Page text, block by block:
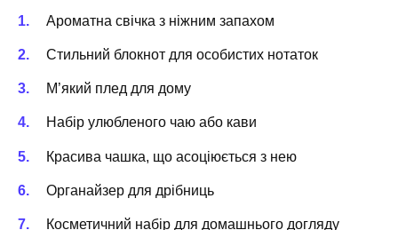
Ароматна свічка з ніжним запахом
Стильний блокнот для особистих нотаток
М’який плед для дому
Набір улюбленого чаю або кави
Красива чашка, що асоціюється з нею
Органайзер для дрібниць
Косметичний набір для домашнього догляду